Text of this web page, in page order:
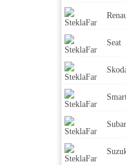
Seat